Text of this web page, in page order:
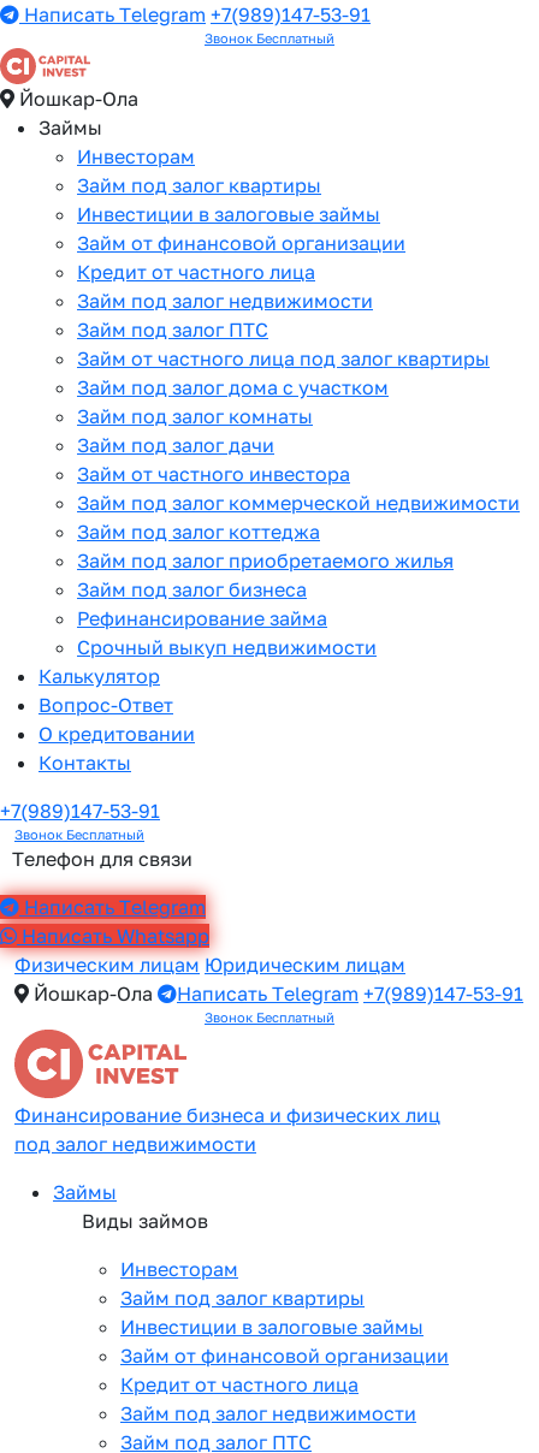
Написать Telegram +7(989)147-53-91
Звонок Бесплатный
Йошкар-Ола
Займы
Инвесторам
Займ под залог квартиры
Инвестиции в залоговые займы
Займ от финансовой организации
Кредит от частного лица
Займ под залог недвижимости
Займ под залог ПТС
Займ от частного лица под залог квартиры
Займ под залог дома с участком
Займ под залог комнаты
Займ под залог дачи
Займ от частного инвестора
Займ под залог коммерческой недвижимости
Займ под залог коттеджа
Займ под залог приобретаемого жилья
Займ под залог бизнеса
Рефинансирование займа
Срочный выкуп недвижимости
Калькулятор
Вопрос-Ответ
О кредитовании
Контакты
+7(989)147-53-91
Звонок Бесплатный
Телефон для связи
Написать Telegram
Написать Whatsapp
Физическим лицам Юридическим лицам
Йошкар-Ола
Написать Telegram +7(989)147-53-91
Звонок Бесплатный
Финансирование бизнеса и физических лиц
под залог недвижимости
Займы
Виды займов
Инвесторам
Займ под залог квартиры
Инвестиции в залоговые займы
Займ от финансовой организации
Кредит от частного лица
Займ под залог недвижимости
Займ под залог ПТС